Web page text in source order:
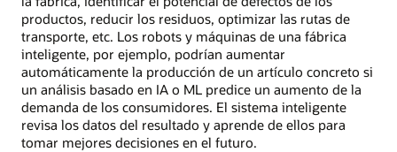
productos, reducir los residuos, optimizar las rutas de
transporte, etc. Los robots y máquinas de una fábrica
inteligente, por ejemplo, podrían aumentar
automáticamente la producción de un artículo concreto si
un análisis basado en IA o ML predice un aumento de la
demanda de los consumidores. El sistema inteligente
revisa los datos del resultado y aprende de ellos para
tomar mejores decisiones en el futuro.